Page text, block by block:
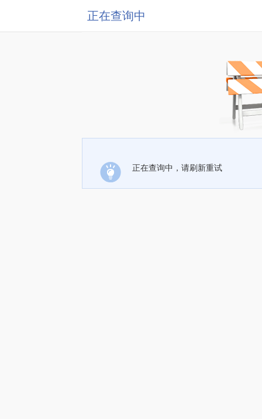
正在查询中
正在查询中，请刷新重试